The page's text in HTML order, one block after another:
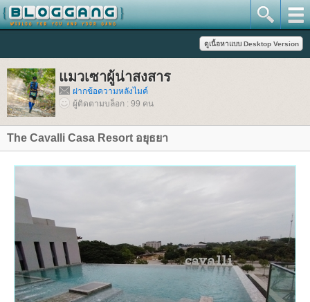
มวเซาผู้น่าสงสาร
ฝากข้อความหลังไมค์
ผู้ติดตามบล็อก : 99 คน
The Cavalli Casa Resort อยุธยา